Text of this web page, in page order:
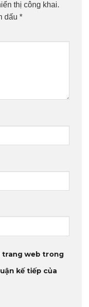
thị công khai.
dấu *
trang web trong
kế tiếp của